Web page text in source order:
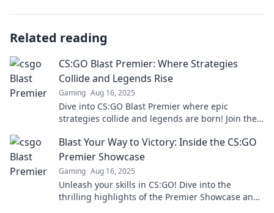
Related reading
CS:GO Blast Premier: Where Strategies
Collide and Legends Rise
Gaming Aug 16, 2025
Dive into CS:GO Blast Premier where epic
strategies collide and legends are born! Join the
Blast Your Way to Victory: Inside the CS:GO
Premier Showcase
Gaming Aug 16, 2025
Unleash your skills in CS:GO! Dive into the
thrilling highlights of the Premier Showcase and